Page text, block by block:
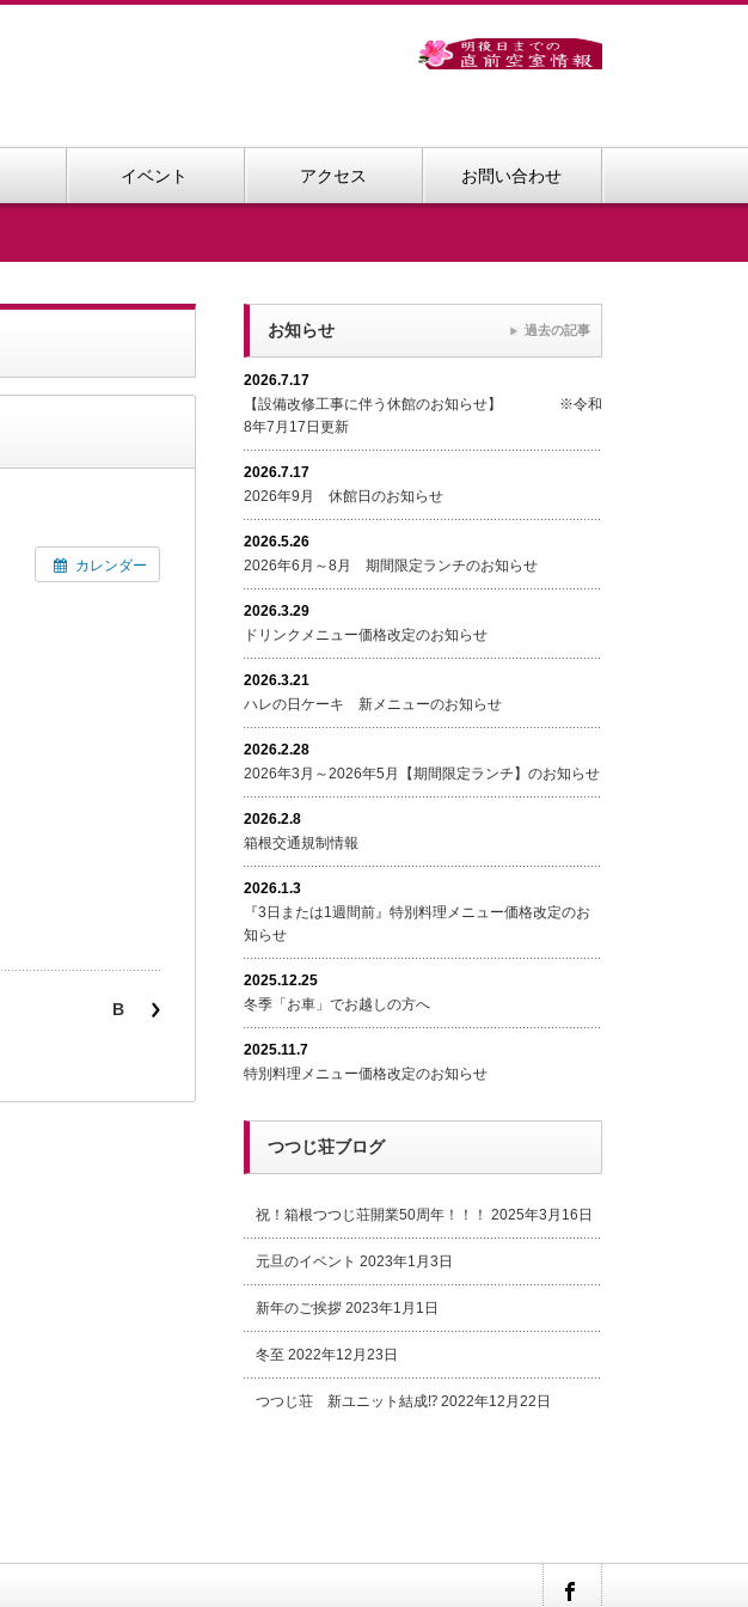
イベント アクセス お問い合わせ
カレンダー
B
お知らせ
2026.7.17
【設備改修工事に伴う休館のお知らせ】 ※令和
8年7月17日更新
2026.7.17
2026年9月 休館日のお知らせ
2026.5.26
2026年6月～8月 期間限定ランチのお知らせ
2026.3.29
ドリンクメニュー価格改定のお知らせ
2026.3.21
ハレの日ケーキ 新メニューのお知らせ
2026.2.28
2026年3月～2026年5月【期間限定ランチ】のお知らせ
2026.2.8
箱根交通規制情報
2026.1.3
『3日または1週間前』特別料理メニュー価格改定のお
知らせ
2025.12.25
冬季「お車」でお越しの方へ
2025.11.7
特別料理メニュー価格改定のお知らせ
過去の記事
つつじ荘ブログ
祝！箱根つつじ荘開業50周年！！！ 2025年3月16日
元旦のイベント 2023年1月3日
新年のご挨拶 2023年1月1日
冬至 2022年12月23日
つつじ荘 新ユニット結成⁉ 2022年12月22日